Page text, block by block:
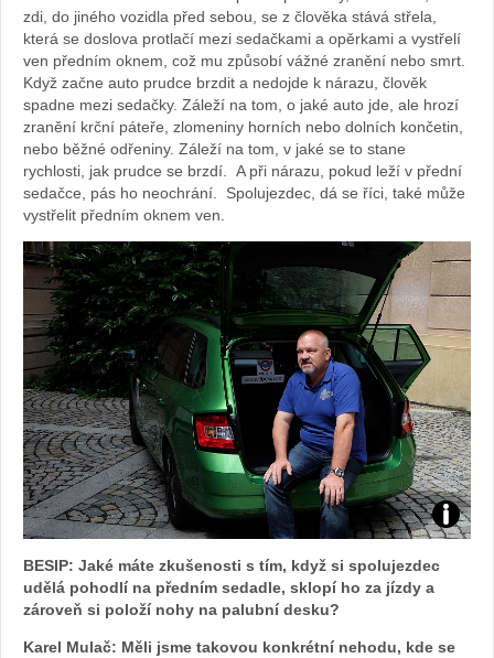
zdi, do jiného vozidla před sebou, se z člověka stává střela,
která se doslova protlačí mezi sedačkami a opěrkami a vystřelí
ven předním oknem, což mu způsobí vážné zranění nebo smrt.
Když začne auto prudce brzdit a nedojde k nárazu, člověk
spadne mezi sedačky. Záleží na tom, o jaké auto jde, ale hrozí
zranění krční páteře, zlomeniny horních nebo dolních končetin,
nebo běžné odřeniny. Záleží na tom, v jaké se to stane
rychlosti, jak prudce se brzdí. A při nárazu, pokud leží v přední
sedačce, pás ho neochrání. Spolujezdec, dá se říci, také může
vystřelit předním oknem ven.
Foto:
BESIP: Jaké máte zkušenosti s tím, když si spolujezdec
udělá pohodlí na předním sedadle, sklopí ho za jízdy a
zároveň si položí nohy na palubní desku?
Karel Mulač: Měli jsme takovou konkrétní nehodu, kde se